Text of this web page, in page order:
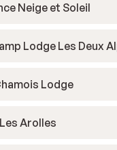
Neige et Soleil
Lodge Les Deux
Lodge
Arolles